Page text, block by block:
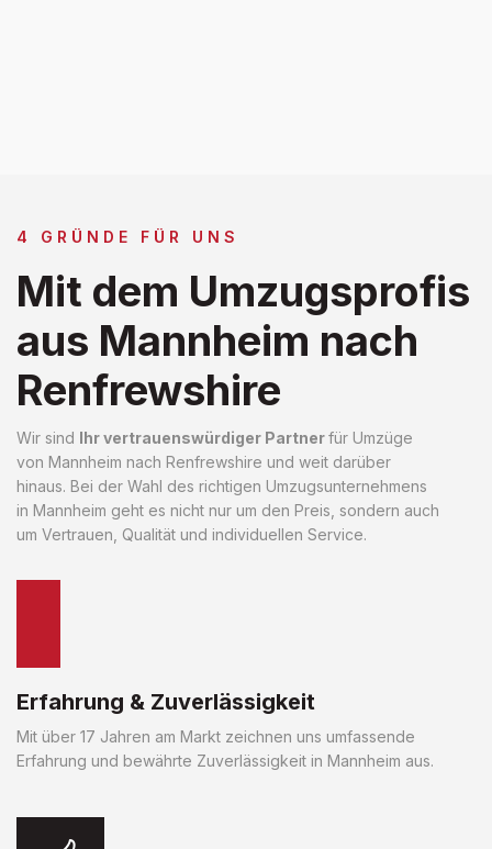
4 GRÜNDE FÜR UNS
Mit dem Umzugsprofis
aus Mannheim nach
Renfrewshire
Wir sind Ihr vertrauenswürdiger Partnerfür Umzüge
von Mannheim nach Renfrewshire und weit darüber
hinaus. Bei der Wahl des richtigen Umzugsunternehmens
in Mannheim geht es nicht nur um den Preis, sondern auch
um Vertrauen, Qualität und individuellen Service.
Erfahrung & Zuverlässigkeit
Mit über 17 Jahren am Markt zeichnen uns umfassende
Erfahrung und bewährte Zuverlässigkeit in Mannheim aus.